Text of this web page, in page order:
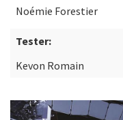
Noémie Forestier
Tester:
Kevon Romain